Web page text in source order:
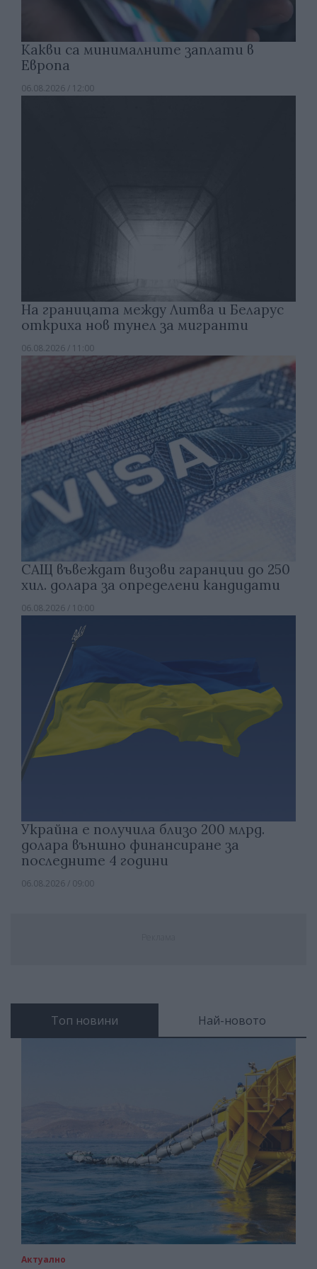
Какви са минималните заплати в
Европа
06.08.2026 / 12:00
На границата между Литва и Беларус
откриха нов тунел за мигранти
06.08.2026 / 11:00
САЩ въвеждат визови гаранции до 250
хил. долара за определени кандидати
06.08.2026 / 10:00
Украйна е получила близо 200 млрд.
долара външно финансиране за
последните 4 години
06.08.2026 / 09:00
Топ новини Най-новото
Актуално